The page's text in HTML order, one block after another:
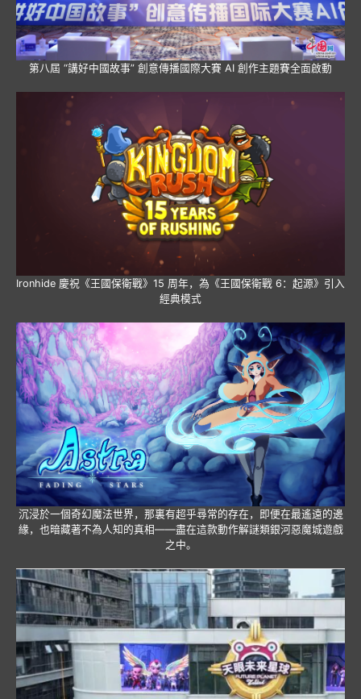
第八屆 “講好中國故事” 創意傳播國際大賽 AI 創作主題賽全面啟動
Ironhide 慶祝《王國保衛戰》15 周年，為《王國保衛戰 6：起源》引入
經典模式
沉浸於一個奇幻魔法世界，那裏有超乎尋常的存在，即便在最遙遠的邊
緣，也暗藏著不為人知的真相——盡在這款動作解謎類銀河惡魔城遊戲
之中。